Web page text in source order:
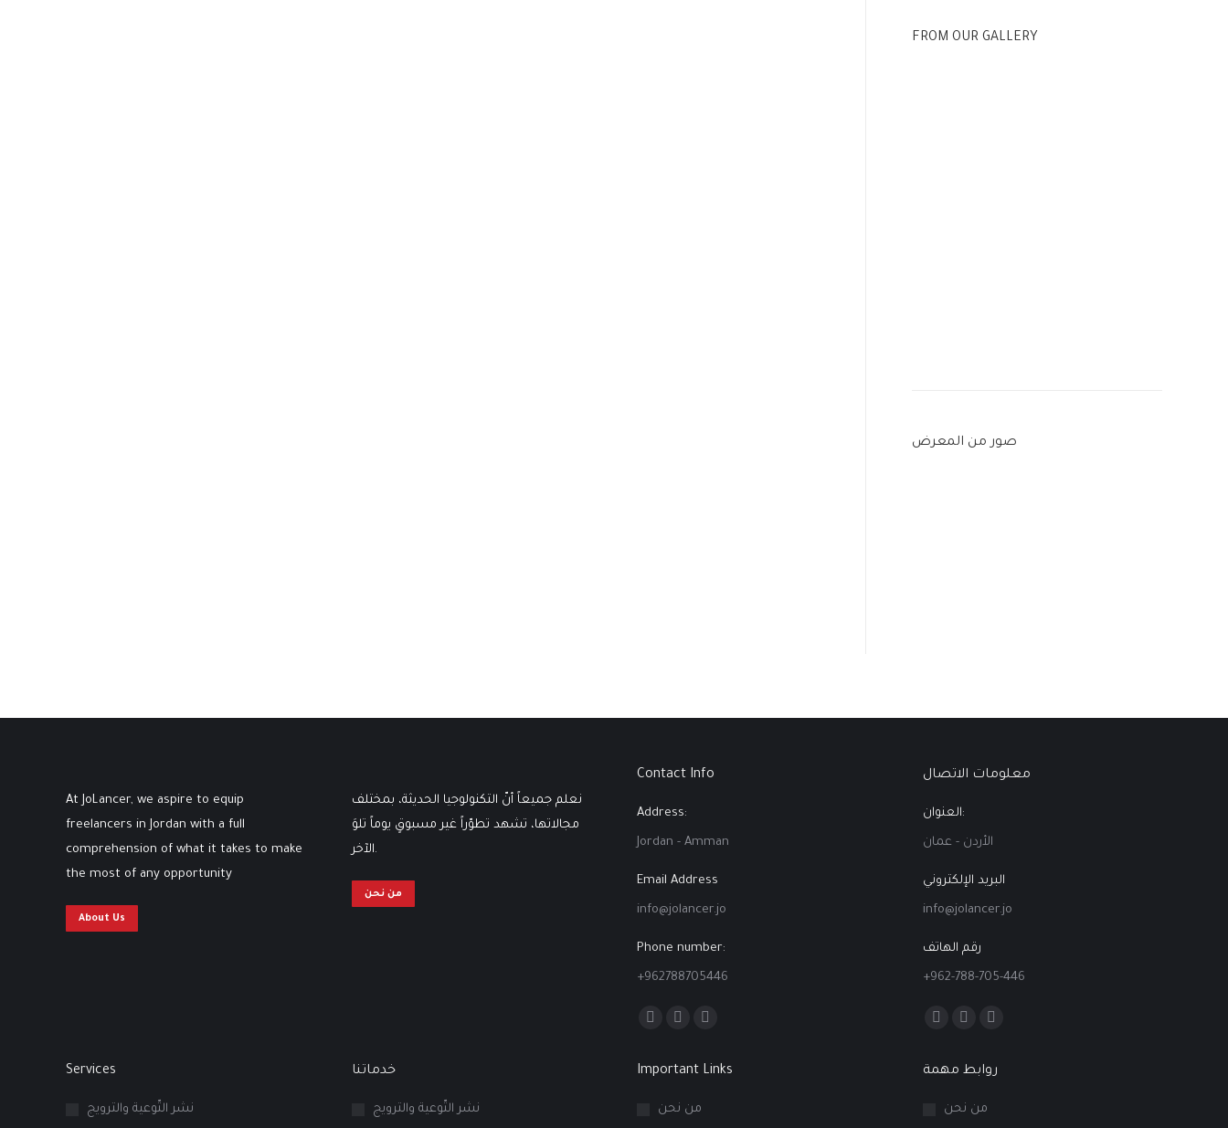
FROM OUR GALLERY
صور من المعرض
At JoLancer, we aspire to equip
freelancers in Jordan with a full
comprehension of what it takes to make
the most of any opportunity
About Us
نعلم جميعاً أنّ التكنولوجيا الحديثة، بمختلف
مجالاتها، تشهد تطوّراً غير مسبوقٍ يوماً تلوَ
الآخر.
من نحن
Contact Info
Address:
Jordan - Amman
Email Address
info@jolancer.jo
Phone number:
+962788705446
Find us on:
opensopensopens
معلومات الاتصال
العنوان:
الأردن - عمان
البريد الإلكتروني
info@jolancer.jo
رقم الهاتف
+962-788-705-446
Find us on:
opensopensopens
Services
نشر التّوعية والترويج
خدماتنا
نشر التّوعية والترويج
Important Links
من نحن
روابط مهمة
من نحن